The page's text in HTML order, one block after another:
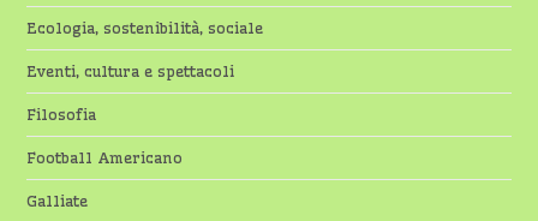
Ecologia, sostenibilità, sociale
Eventi, cultura e spettacoli
Filosofia
Football Americano
Galliate